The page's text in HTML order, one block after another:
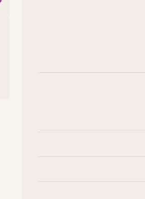
عزت‌نفس است. شما می‌توانید
که می‌خواهند در زندگی خود